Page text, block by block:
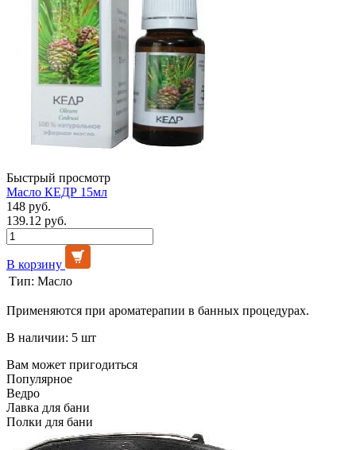
Быстрый просмотр
Масло КЕДР 15мл
148 руб.
139.12 руб.
В корзину
Тип: Масло
Применяются при ароматерапии в банных процедурах.
В наличии: 5 шт
Вам может пригодиться
Популярное
Ведро
Лавка для бани
Полки для бани